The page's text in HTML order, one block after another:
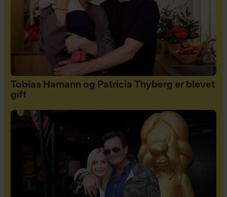
Tobias Hamann og Patricia Thyberg er blevet
gift